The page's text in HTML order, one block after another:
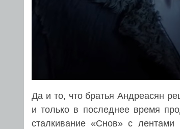
Да и то, что братья Андреасян
и только в последнее время
сталкивание «Снов» с